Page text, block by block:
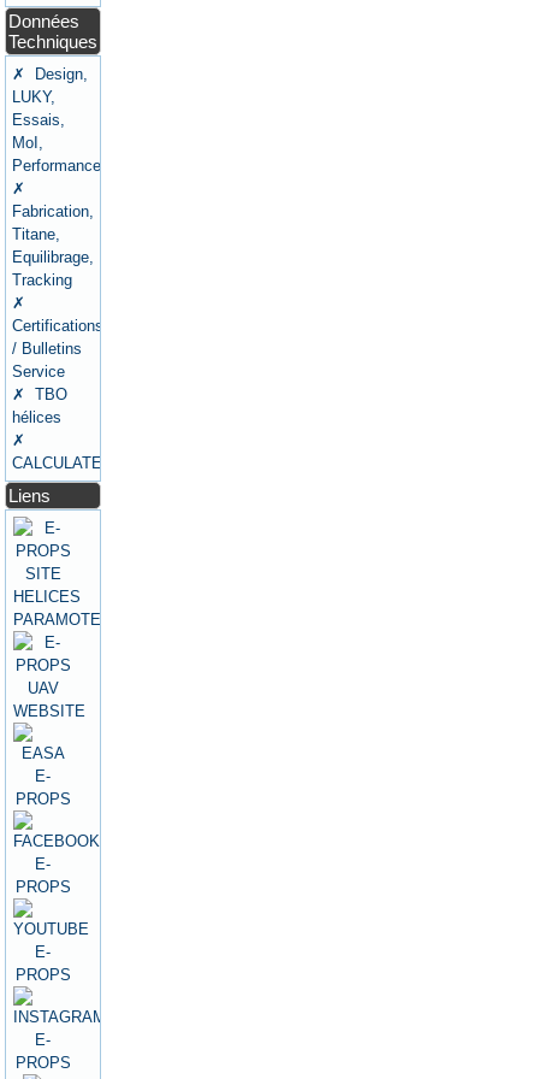
Données
Techniques
✗ Design,
LUKY,
Essais,
MoI,
Performances
✗
Fabrication,
Titane,
Equilibrage,
Tracking
✗
Certifications
/ Bulletins
Service
✗ TBO
hélices
✗
CALCULATEURS
Liens